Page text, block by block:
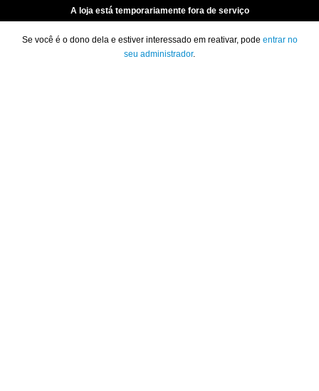
A loja está temporariamente fora de serviço
Se você é o dono dela e estiver interessado em reativar, pode entrar no
seu administrador.